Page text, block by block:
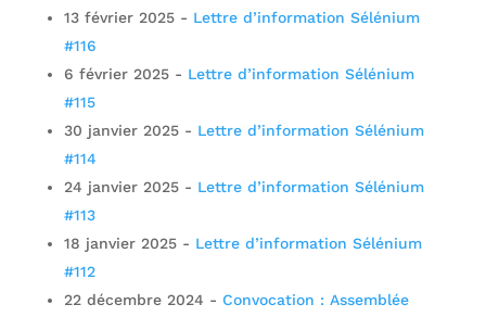
13 février 2025 - Lettre d’information Sélénium
#116
6 février 2025 - Lettre d’information Sélénium
#115
30 janvier 2025 - Lettre d’information Sélénium
#114
24 janvier 2025 - Lettre d’information Sélénium
#113
18 janvier 2025 - Lettre d’information Sélénium
#112
22 décembre 2024 - Convocation : Assemblée